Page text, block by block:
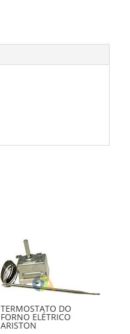
TERMOSTATO DO
FORNO ELÉTRICO
ARISTON